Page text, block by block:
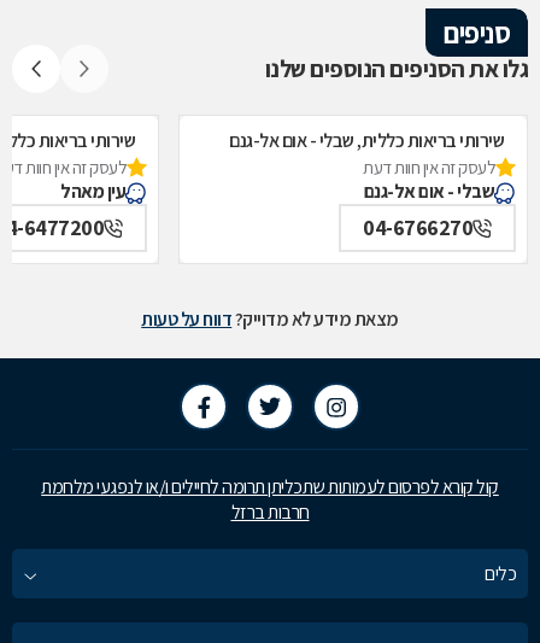
סניפים
גלו את הסניפים הנוספים שלנו
שירותי בריאות כללית, שבלי - אום אל-גנם
לעסק זה אין חוות דעת
שבלי - אום אל-גנם
04-6766270
שירותי בריאות
לעסק זה אין חוות
עין מאהל
6477200
מצאת מידע לא מדוייק?דווח על טעות
קול קורא לפרסום לעמותות שתכליתן תרומה לחיילים ו/או לנפגעי מלחמת
חרבות ברזל
כלים